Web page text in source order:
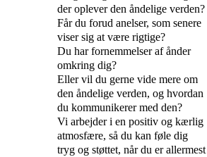
der oplever den åndelige verden?
Får du forud anelser, som senere
viser sig at være rigtige?
Du har fornemmelser af ånder
omkring dig?
Eller vil du gerne vide mere om
den åndelige verden, og hvordan
du kommunikerer med den?
Vi arbejder i en positiv og kærlig
atmosfære, så du kan føle dig
tryg og støttet, når du er allermest